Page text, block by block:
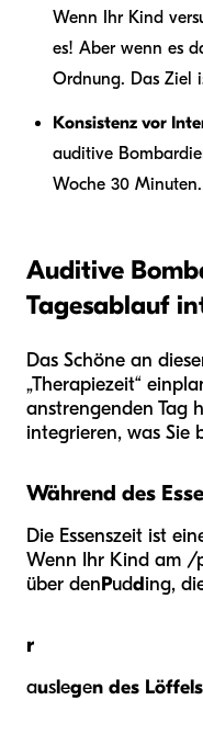
Wenn Ihr Kind
es! Aber wenn es
Ordnung. Das Ziel
Konsistenz vor
auditive
Woche 30 Minuten.
Auditive
Tagesablauf
Das Schöne an
„Therapiezeit“
anstrengenden Tag
integrieren, was Sie
Während des
Die Essenszeit ist
Wenn Ihr Kind am /
über denPudding,
r
auslegen des